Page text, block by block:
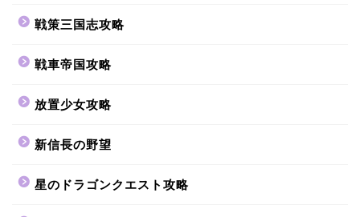
戦策三国志攻略
戦車帝国攻略
放置少女攻略
新信長の野望
星のドラゴンクエスト攻略